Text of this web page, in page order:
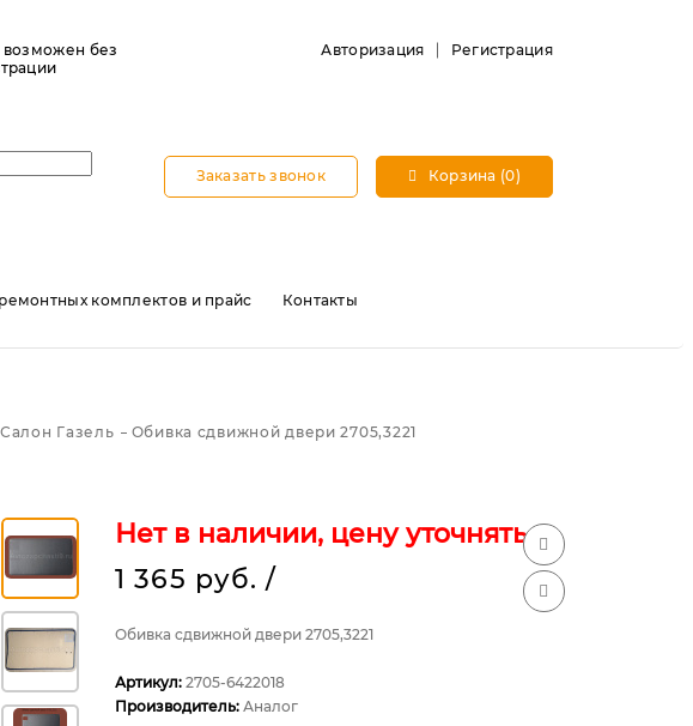
возможен без
Авторизация Регистрация
Заказать звонок Корзина (0)
комплектов и прайс Контакты
Салон Газель Обивка сдвижной двери 2705,3221
Нет в наличии, цену уточнять
1 365 руб. /
Обивка сдвижной двери 2705,3221
Артикул:2705-6422018
Производитель:Аналог